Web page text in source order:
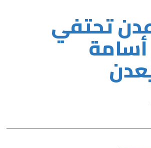
تحتفي
أسامة